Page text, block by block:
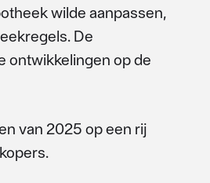
wilde aanpassen,
De
ontwikkelingen op de
van 2025 op een rij